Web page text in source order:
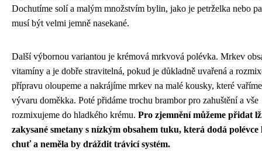
Dochutíme solí a malým množstvím bylin, jako je petrželka nebo
musí být velmi jemně nasekané.
Další výbornou variantou je krémová mrkvová polévka. Mrkev
vitamíny a je dobře stravitelná, pokud je důkladně uvařená a
přípravu oloupeme a nakrájíme mrkev na malé kousky, které
vývaru doměkka. Poté přidáme trochu brambor pro zahuštění a vše
rozmixujeme do hladkého krému. Pro zjemnění můžeme přidat
zakysané smetany s nízkým obsahem tuku, která dodá polévce
chuť a neměla by dráždit trávicí systém.